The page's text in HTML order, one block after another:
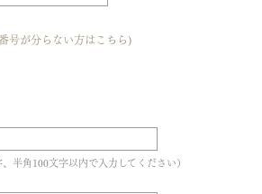
号が分らない方はこちら)
半角100文字以内で入力してください）